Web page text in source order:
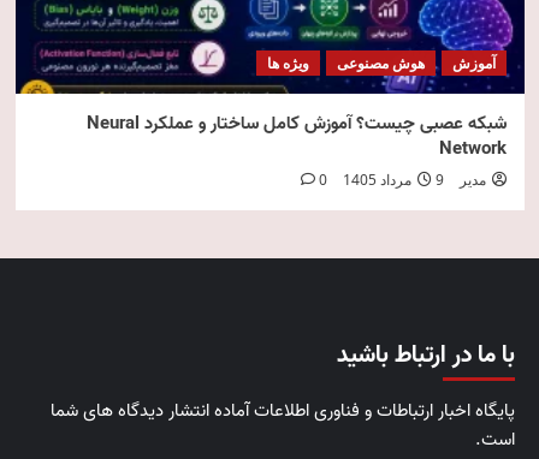
آموزش هوش مصنوعی ویژه ها
شبکه عصبی چیست؟ آموزش کامل ساختار و عملکرد Neural
Network
مدیر 9 مرداد 1405 0
با ما در ارتباط باشید
پایگاه اخبار ارتباطات و فناوری اطلاعات آماده انتشار دیدگاه های شما
است.